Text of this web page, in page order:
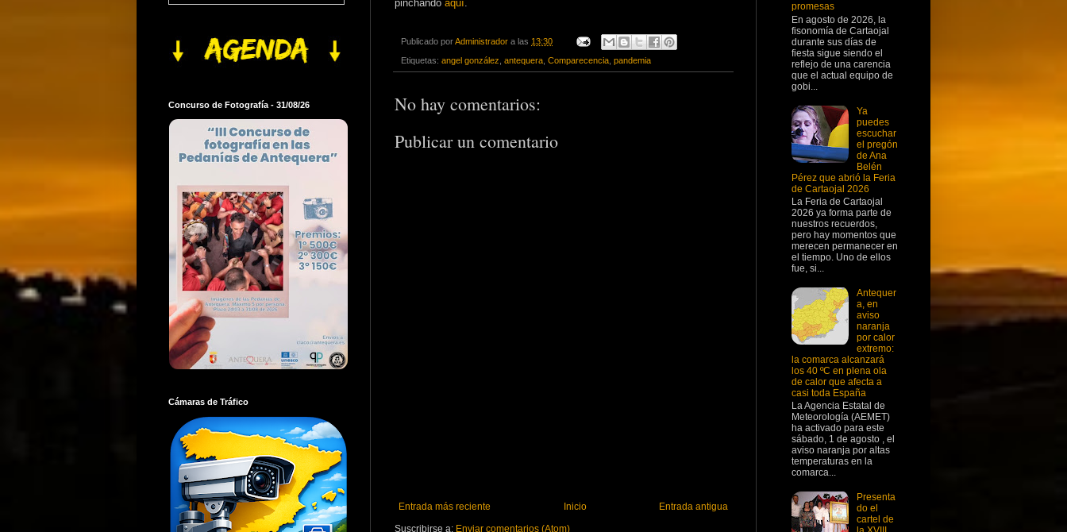
pinchando aquí
Publicado porAdministrador a las 13:30
Etiquetas: angel gonzález antequera Comparecencia pandemia
No hay comentarios:
Publicar un comentario
Entrada más reciente Entrada antigua
Inicio
Suscribirse a: Enviar comentarios (Atom)
Concurso de Fotografía - 31/08/26
Cámaras de Tráfico
promesas
En agosto de 2026, la
fisonomía de Cartaojal
durante sus días de
fiesta sigue siendo el
reflejo de una carencia
que el actual equipo de
gobi...
Ya
puedes
escuchar
el pregón
de Ana
Belén
Pérez que abrió la Feria
de Cartaojal 2026
La Feria de Cartaojal
2026 ya forma parte de
nuestros recuerdos,
pero hay momentos que
merecen permanecer en
el tiempo. Uno de ellos
fue, si...
Antequer
a, en
aviso
naranja
por calor
extremo:
la comarca alcanzará
los 40 ºC en plena ola
de calor que afecta a
casi toda España
La Agencia Estatal de
Meteorología (AEMET)
ha activado para este
sábado, 1 de agosto , el
aviso naranja por altas
temperaturas en la
comarca...
Presenta
do el
cartel de